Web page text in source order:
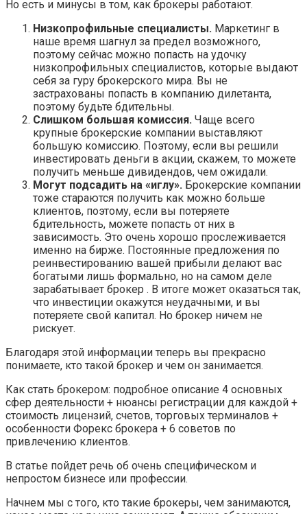
Но есть и минусы в том, как брокеры работают.
Низкопрофильные специалисты. Маркетинг в
наше время шагнул за предел возможного,
поэтому сейчас можно попасть на удочку
низкопрофильных специалистов, которые выдают
себя за гуру брокерского мира. Вы не
застрахованы попасть в компанию дилетанта,
поэтому будьте бдительны.
Слишком большая комиссия. Чаще всего
крупные брокерские компании выставляют
большую комиссию. Поэтому, если вы решили
инвестировать деньги в акции, скажем, то можете
получить меньше дивидендов, чем ожидали.
Могут подсадить на «иглу». Брокерские компании
тоже стараются получить как можно больше
клиентов, поэтому, если вы потеряете
бдительность, можете попасть от них в
зависимость. Это очень хорошо прослеживается
именно на бирже. Постоянные предложения по
реинвестированию вашей прибыли делают вас
богатыми лишь формально, но на самом деле
зарабатывает брокер . В итоге может оказаться так,
что инвестиции окажутся неудачными, и вы
потеряете свой капитал. Но брокер ничем не
рискует.
Благодаря этой информации теперь вы прекрасно
понимаете, кто такой брокер и чем он занимается.
Как стать брокером: подробное описание 4 основных
сфер деятельности + нюансы регистрации для каждой +
стоимость лицензий, счетов, торговых терминалов +
особенности Форекс брокера + 6 советов по
привлечению клиентов.
В статье пойдет речь об очень специфическом и
непростом бизнесе или профессии.
Начнем мы с того, кто такие брокеры, чем занимаются,